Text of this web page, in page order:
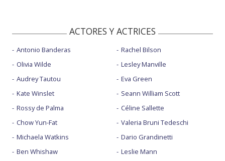
ACTORES Y ACTRICES
Antonio Banderas
Olivia Wilde
Audrey Tautou
Kate Winslet
Rossy de Palma
Chow Yun-Fat
Michaela Watkins
Ben Whishaw
Rachel Bilson
Lesley Manville
Eva Green
Seann William Scott
Céline Sallette
Valeria Bruni Tedeschi
Dario Grandinetti
Leslie Mann